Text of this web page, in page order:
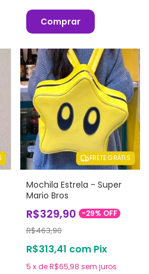
Comprar
FRETE GRÁTIS
Mochila Estrela - Super
Mario Bros
R$329,90 -29% OFF
R$463,90
R$313,41 com Pix
5 xdeR$65,98 sem juros